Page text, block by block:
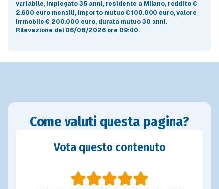
variabile, impiegato 35 anni, residente a Milano, reddito €
2.600 euro mensili, importo mutuo€ 100.000 euro, valore
immobile € 200.000 euro, durata mutuo30 anni.
Rilevazione del 06/08/2026 ore 09:00.
Come valuti questa pagina?
Vota questo contenuto